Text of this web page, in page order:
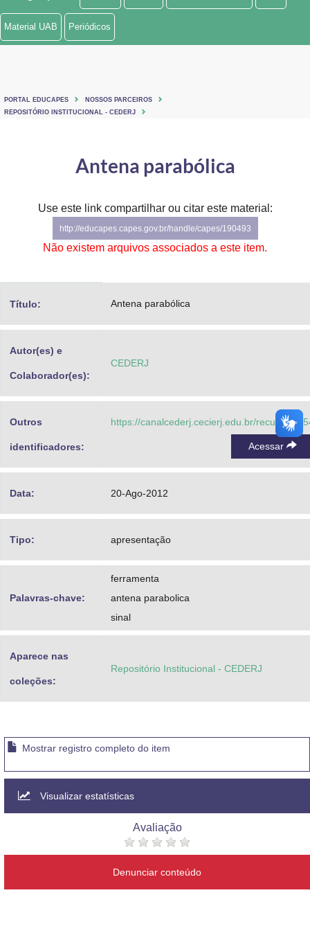
Ministério de Minas e Energia
Ministério do Turismo
Controladoria-Geral da União
Advocacia-Geral da União
Banco Central do Brasil
Material UAB Periódicos
PORTAL EDUCAPES
NOSSOS PARCEIROS
REPOSITÓRIO INSTITUCIONAL - CEDERJ
Antena parabólica
Use este link compartilhar ou citar este material:
http://educapes.capes.gov.br/handle/capes/190493
Não existem arquivos associados a este item.
Título: Antena parabólica
Autor(es) e
Colaborador(es):
CEDERJ
Outros
identificadores:
https://canalcederj.cecierj.edu.br/recurso/
Acessar
Data: 20-Ago-2012
Tipo: apresentação
Palavras-chave:
ferramenta
antena parabolica
sinal
Aparece nas
coleções:
Repositório Institucional - CEDERJ
Mostrar registro completo do item
Visualizar estatísticas
Avaliação
Denunciar conteúdo